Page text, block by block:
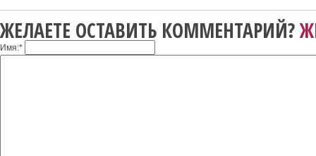
ЖЕЛАЕТЕ ОСТАВИТЬ КОММЕНТАРИЙ?
Имя:*